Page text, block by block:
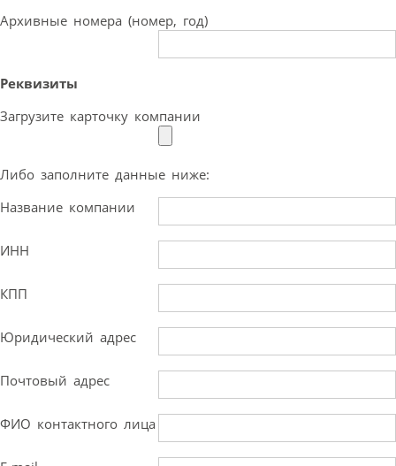
Архивные номера (номер, год)
Реквизиты
Загрузите карточку компании
Либо заполните данные ниже:
Название компании
ИНН
КПП
Юридический адрес
Почтовый адрес
ФИО контактного лица